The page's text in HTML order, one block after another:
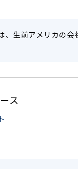
生前アメリカの会
ス